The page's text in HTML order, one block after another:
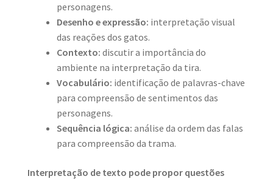
personagens.
Desenho e expressão: interpretação visual
das reações dos gatos.
Contexto: discutir a importância do
ambiente na interpretação da tira.
Vocabulário: identificação de palavras-chave
para compreensão de sentimentos das
personagens.
Sequência lógica: análise da ordem das falas
para compreensão da trama.
Interpretação de texto pode propor questões